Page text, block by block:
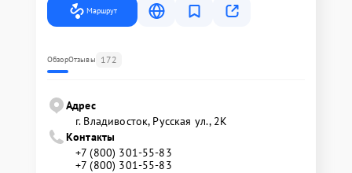
Маршрут
ОбзорОтзывы 172
Адрес
г. Владивосток, Русская ул., 2К
Контакты
+7 (800) 301-55-83
+7 (800) 301-55-83